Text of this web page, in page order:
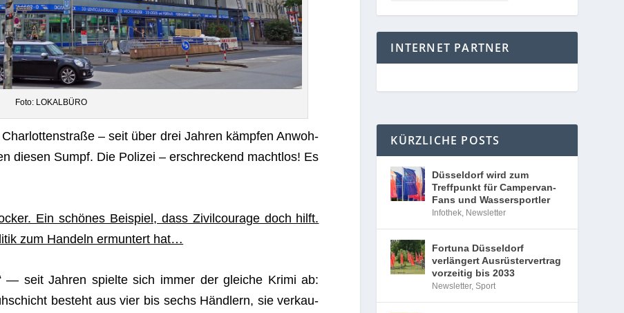
Foto: LOKALBÜRO
– seit über drei Jah­ren kämpfen Anwoh­
die­sen Sumpf. Die Poli­zei – erschre­ckend macht­los! Es
Ein schönes Bei­spiel, dass Zivil­cou­rage doch hilft.
zum Han­deln ermun­tert hat…
— seit Jah­ren spielte sich immer der glei­che Krimi ab:
besteht aus vier bis sechs Händlern, sie ver­kau­
INTERNET PARTNER
KÜRZLICHE POSTS
Düsseldorf wird zum
Treffpunkt für Campervan-
Fans und Wassersportler
Infothek, Newsletter
Fortuna Düsseldorf
verlängert Ausrüstervertrag
vorzeitig bis 2033
Newsletter,Sport